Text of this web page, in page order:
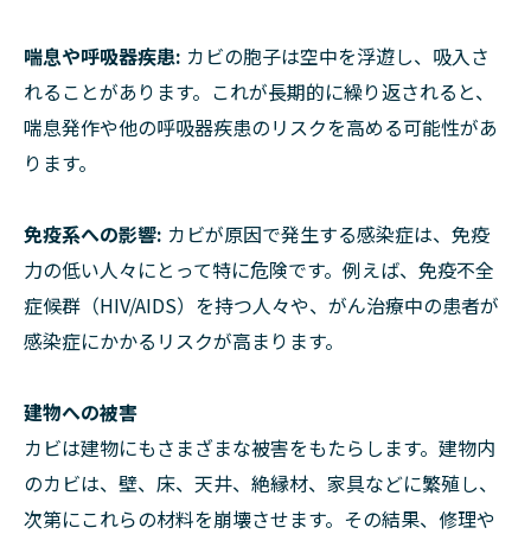
喘息や呼吸器疾患: カビの胞子は空中を浮遊し、吸入さ
れることがあります。これが長期的に繰り返されると、
喘息発作や他の呼吸器疾患のリスクを高める可能性があ
ります。
免疫系への影響: カビが原因で発生する感染症は、免疫
力の低い人々にとって特に危険です。例えば、免疫不全
症候群（HIV/AIDS）を持つ人々や、がん治療中の患者が
感染症にかかるリスクが高まります。
建物への被害
カビは建物にもさまざまな被害をもたらします。建物内
のカビは、壁、床、天井、絶縁材、家具などに繁殖し、
次第にこれらの材料を崩壊させます。その結果、修理や